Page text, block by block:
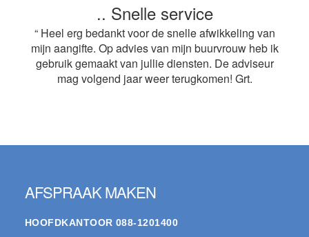
.. Snelle service
“ Heel erg bedankt voor de snelle afwikkeling van
mijn aangifte. Op advies van mijn buurvrouw heb ik
gebruik gemaakt van jullie diensten. De adviseur
mag volgend jaar weer terugkomen! Grt.
AFSPRAAK MAKEN
HOOFDKANTOOR 088-1201400